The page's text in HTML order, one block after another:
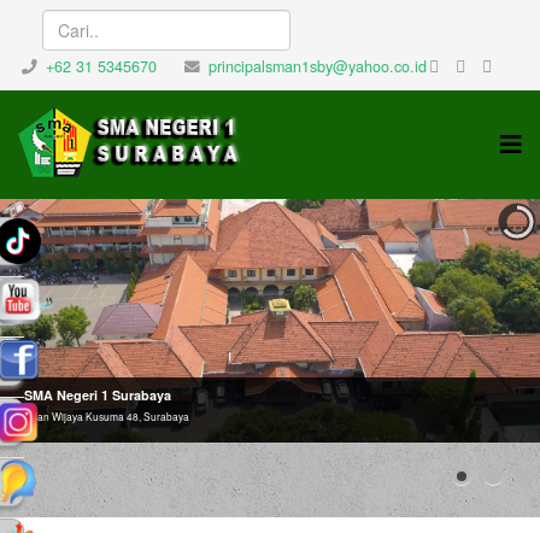
+62 31 5345670 principalsman1sby@yahoo.co.id
SMA Negeri 1 Surabaya
Jalan Wijaya Kusuma 48, Surabaya